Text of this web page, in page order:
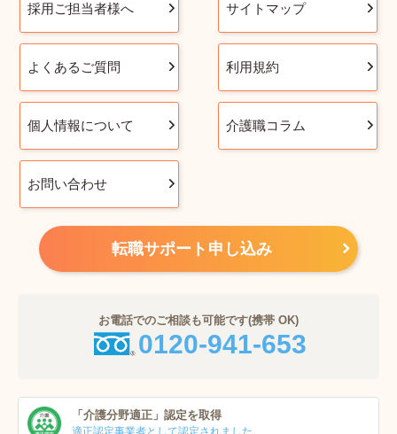
採用ご担当者様へ サイトマップ
よくあるご質問 利用規約
個人情報について 介護職コラム
お問い合わせ
転職サポート申し込み
お電話でのご相談も可能です(携帯 OK)
0120-941-653
「介護分野適正」 認定を取得